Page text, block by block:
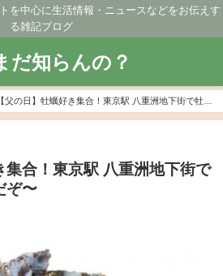
を中心に生活情報・ニュースなどをお伝えす
る雑記ブログ
だ知らんの？
【父の日】牡蠣好き集合！東京駅 八重洲地下街で牡蠣
集合！東京駅 八重洲地下街で
ぞ〜